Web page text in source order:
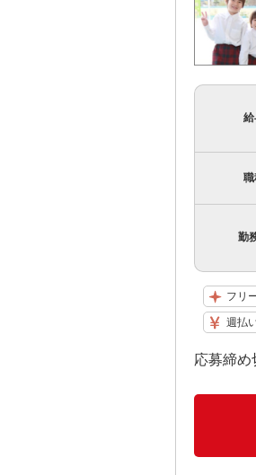
勤
フリ
週払
応募締め